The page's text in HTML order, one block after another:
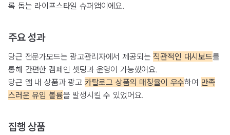
록 돕는 라이프스타일 슈퍼앱이에요.
주요 성과
당근 전문가모드는 광고관리자에서 제공되는직관적인 대시보드를
통해 간편한 캠페인 셋팅과 운영이 가능했어요.
당근 앱 내 상품과 광고 카탈로그 상품의 매칭율이 우수하여 만족
스러운 유입 볼륨을 발생시킬 수 있었어요.
집행 상품